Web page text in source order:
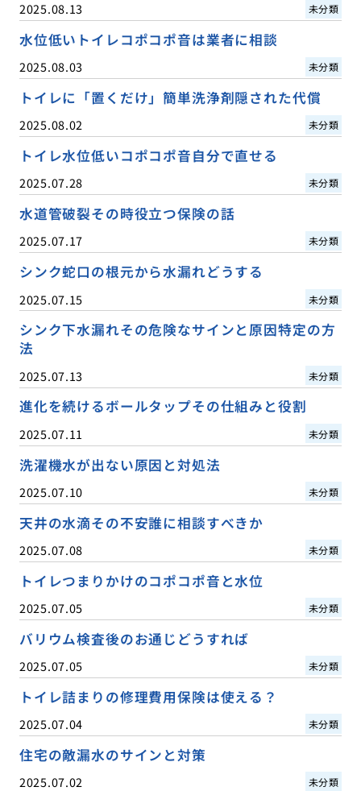
2025.08.13 未分類
水位低いトイレコポコポ音は業者に相談
2025.08.03 未分類
トイレに「置くだけ」簡単洗浄剤隠された代償
2025.08.02 未分類
トイレ水位低いコポコポ音自分で直せる
2025.07.28 未分類
水道管破裂その時役立つ保険の話
2025.07.17 未分類
シンク蛇口の根元から水漏れどうする
2025.07.15 未分類
シンク下水漏れその危険なサインと原因特定の方
法
2025.07.13 未分類
進化を続けるボールタップその仕組みと役割
2025.07.11 未分類
洗濯機水が出ない原因と対処法
2025.07.10 未分類
天井の水滴その不安誰に相談すべきか
2025.07.08 未分類
トイレつまりかけのコポコポ音と水位
2025.07.05 未分類
バリウム検査後のお通じどうすれば
2025.07.05 未分類
トイレ詰まりの修理費用保険は使える？
2025.07.04 未分類
住宅の敵漏水のサインと対策
2025.07.02 未分類